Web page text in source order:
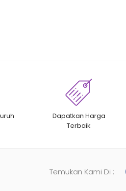
Dapatkan Harga
Terbaik
Temukan Kami Di :